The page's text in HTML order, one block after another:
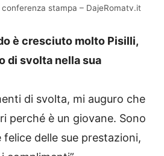
conferenza stampa – DajeRomatv.it
è cresciuto molto Pisilli,
di svolta nella sua
di svolta, mi auguro che
perché è un giovane. Sono
felice delle sue prestazioni,